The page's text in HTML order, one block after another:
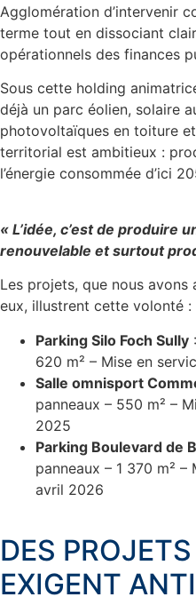
Agglomération d’intervenir
terme tout en dissociant
opérationnels des finances
Sous cette holding
déjà un parc éolien, solaire
photovoltaïques en toiture
territorial est ambitieux :
l’énergie consommée d’ici
« L’idée, c’est de produire
renouvelable et surtout
Les projets, que nous
eux, illustrent cette volonté :
Parking Silo Foch Sully
620 m² – Mise en
Salle omnisport
panneaux – 550 m² –
2025
Parking Boulevard de
panneaux – 1 370 m²
avril 2026
DES
EXIGENT